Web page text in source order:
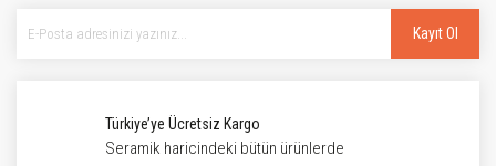
Kayıt Ol
Türkiye’ye Ücretsiz Kargo
Seramik haricindeki bütün ürünlerde